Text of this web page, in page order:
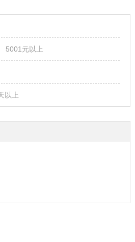
5001元以上
以上